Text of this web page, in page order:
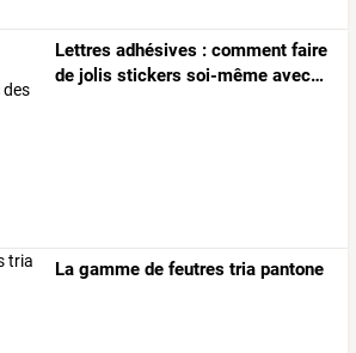
Lettres adhésives : comment faire
de jolis stickers soi-même avec…
La gamme de feutres tria pantone